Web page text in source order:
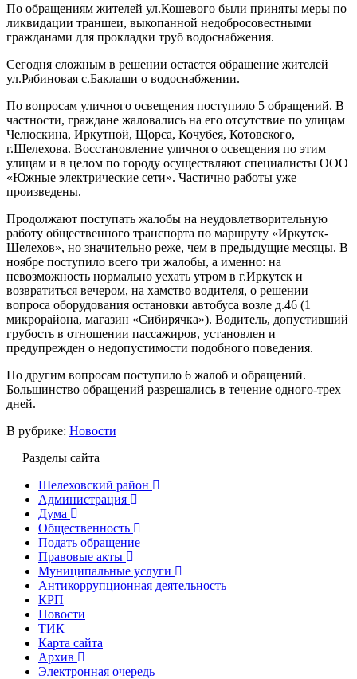
По обращениям жителей ул.Кошевого были приняты меры по
ликвидации траншеи, выкопанной недобросовестными
гражданами для прокладки труб водоснабжения.
Сегодня сложным в решении остается обращение жителей
ул.Рябиновая с.Баклаши о водоснабжении.
По вопросам уличного освещения поступило 5 обращений. В
частности, граждане жаловались на его отсутствие по улицам
Челюскина, Иркутной, Щорса, Кочубея, Котовского,
г.Шелехова. Восстановление уличного освещения по этим
улицам и в целом по городу осуществляют специалисты ООО
«Южные электрические сети». Частично работы уже
произведены.
Продолжают поступать жалобы на неудовлетворительную
работу общественного транспорта по маршруту «Иркутск-
Шелехов», но значительно реже, чем в предыдущие месяцы. В
ноябре поступило всего три жалобы, а именно: на
невозможность нормально уехать утром в г.Иркутск и
возвратиться вечером, на хамство водителя, о решении
вопроса оборудования остановки автобуса возле д.46 (1
микрорайона, магазин «Сибирячка»). Водитель, допустивший
грубость в отношении пассажиров, установлен и
предупрежден о недопустимости подобного поведения.
По другим вопросам поступило 6 жалоб и обращений.
Большинство обращений разрешались в течение одного-трех
дней.
В рубрике: Новости
Разделы сайта
Шелеховский район
Администрация
Дума
Общественность
Подать обращение
Правовые акты
Муниципальные услуги
Антикоррупционная деятельность
КРП
Новости
ТИК
Карта сайта
Архив
Электронная очередь